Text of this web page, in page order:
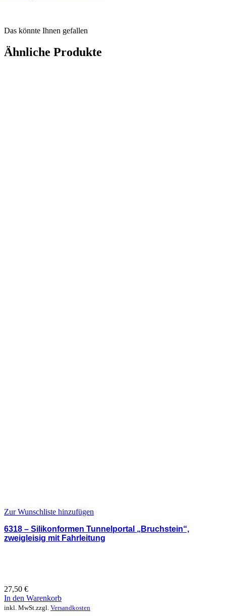
Das könnte Ihnen gefallen
Ähnliche Produkte
Zur Wunschliste hinzufügen
6318 – Silikonformen Tunnelportal „Bruchstein“,
zweigleisig mit Fahrleitung
27,50 €
In den Warenkorb
inkl. MwSt. zzgl. Versandkosten